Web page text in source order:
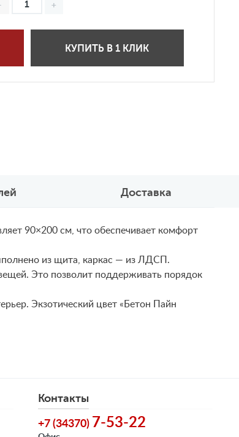
КУПИТЬ В 1 КЛИК
Доставка
90×200 см, что обеспечивает комфорт
из щита, каркас — из ЛДСП.
Это позволит поддерживать порядок
Экзотический цвет «Бетон Пайн
Контакты
+7 (34370) 7-53-22